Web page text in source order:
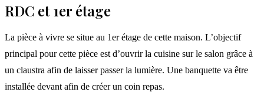
RDC et 1er étage
La pièce à vivre se situe au 1er étage de cette maison. L’objectif
principal pour cette pièce est d’ouvrir la cuisine sur le salon grâce à
un claustra afin de laisser passer la lumière. Une banquette va être
installée devant afin de créer un coin repas.